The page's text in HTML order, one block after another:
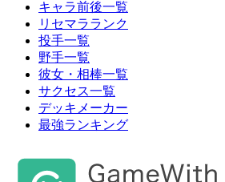
キャラ前後一覧
リセマラランク
投手一覧
野手一覧
彼女・相棒一覧
サクセス一覧
デッキメーカー
最強ランキング